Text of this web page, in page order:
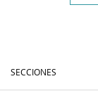
SECCIONES